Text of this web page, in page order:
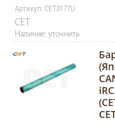
Артикул: CET3177U
CET
Наличие: уточнить